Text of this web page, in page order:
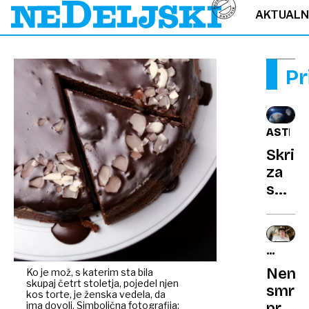
Ko je mož, s katerim sta bila
skupaj četrt stoletja, pojedel njen
kos torte, je ženska vedela, da
ima dovolj. Simbolična fotografija:
Skrit
za
od
700-
BEN
BADER
smrt